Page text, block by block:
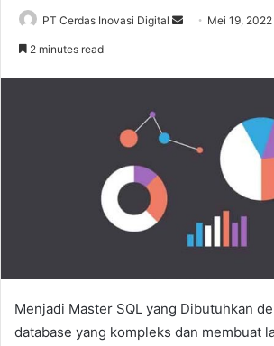
PT Cerdas Inovasi Digital
e
Mei 19, 2022
2 minutes read
Menjadi Master SQL yang Dibutuhkan
database yang kompleks dan membuat